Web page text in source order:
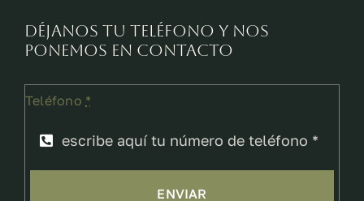
Déjanos tu teléfono y nos
ponemos en contacto
Teléfono *
ENVIAR